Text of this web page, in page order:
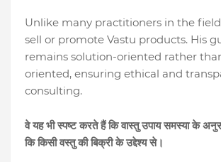
Unlike many practitioners in the
sell or promote Vastu products. His
remains solution-oriented rather
oriented, ensuring ethical and
consulting.
वे यह भी स्पष्ट करते हैं कि वास्तु उपाय समस्या के
कि किसी वस्तु की बिक्री के उद्देश्य से।